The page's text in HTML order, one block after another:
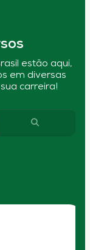
estão aqui,
em diversas
carreira!